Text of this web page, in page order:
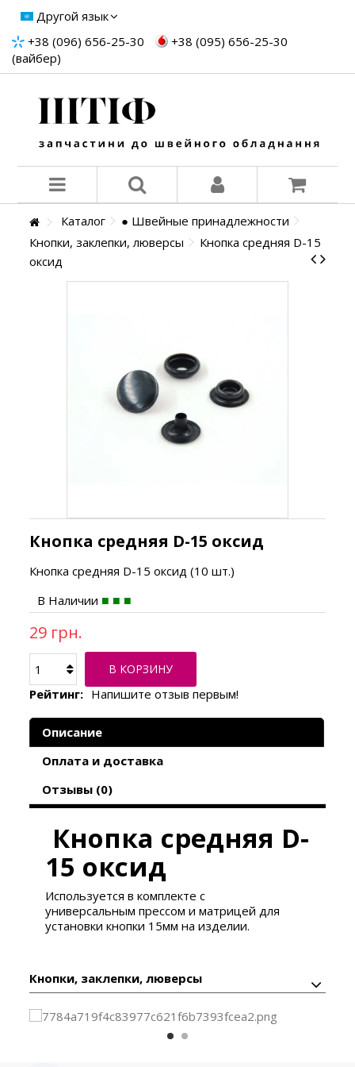
Другой язык
+38 (096) 656-25-30
+38 (095) 656-25-30
(вайбер)
Каталог
● Швейные принадлежности
Кнопки, заклепки, люверсы
Кнопка средняя D-15
оксид
Кнопка средняя D-15 оксид
Кнопка средняя D-15 оксид (10 шт.)
В Наличии
29 грн.
В КОРЗИНУ
Рейтинг: Напишите отзыв первым!
Описание
Оплата и доставка
Отзывы (0)
Кнопка средняя D-
15 оксид
Используется в комплекте с
универсальнымпрессом и матрицей для
установки кнопки 15мм на изделии.
Кнопки, заклепки, люверсы